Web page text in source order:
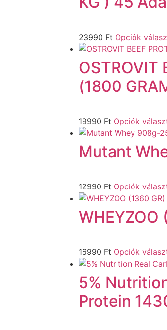
23990 Ft Opciók
OSTROVIT
(1800
19990 Ft Opciók
Mutant
12990 Ft Opciók
WHEYZOO
16990 Ft Opciók
5%
Protein